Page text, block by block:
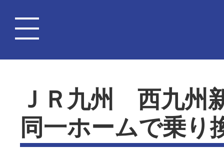
ＪＲ九州 西九州
同一ホームで乗り